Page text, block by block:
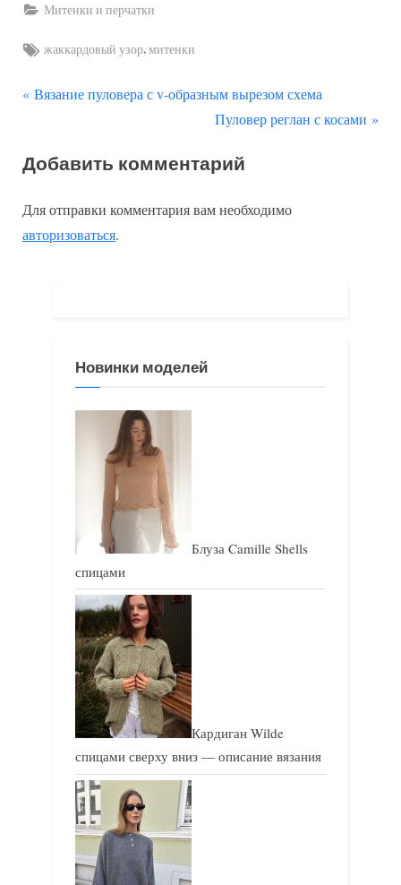
Митенки и перчатки
Tags:
жаккардовый узор,митенки
Навигация
записям
П
д
д
у
Вязание пуловера с v-образным вырезом схема
С
е
у
Пуловер реглан с косами
Добавить комментарий
Для отправки комментария вам необходимо
авторизоваться.
Новинки моделей
Блуза Camille Shells
спицами
Кардиган Wilde
спицами сверху вниз — описание вязания